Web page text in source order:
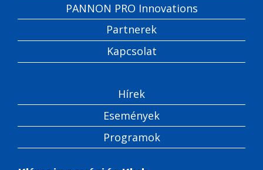
PANNON PRO Innovations
Partnerek
Kapcsolat
Hírek
Események
Programok